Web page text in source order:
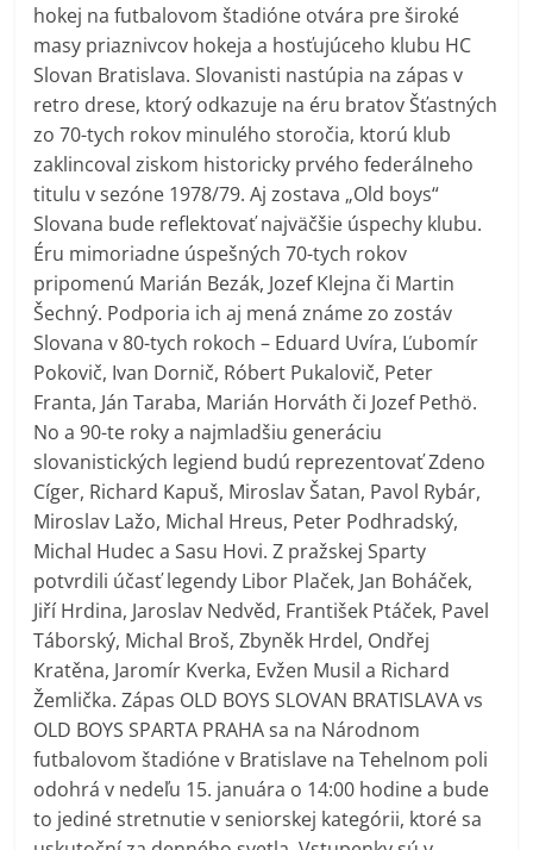
hokej na futbalovom štadióne otvára pre široké
masy priaznivcov hokeja a hosťujúceho klubu HC
Slovan Bratislava. Slovanisti nastúpia na zápas v
retro drese, ktorý odkazuje na éru bratov Šťastných
zo 70-tych rokov minulého storočia, ktorú klub
zaklincoval ziskom historicky prvého federálneho
titulu v sezóne 1978/79. Aj zostava „Old boys“
Slovana bude reflektovať najväčšie úspechy klubu.
Éru mimoriadne úspešných 70-tych rokov
pripomenú Marián Bezák, Jozef Klejna či Martin
Šechný. Podporia ich aj mená známe zo zostáv
Slovana v 80-tych rokoch – Eduard Uvíra, Ľubomír
Pokovič, Ivan Dornič, Róbert Pukalovič, Peter
Franta, Ján Taraba, Marián Horváth či Jozef Pethö.
No a 90-te roky a najmladšiu generáciu
slovanistických legiend budú reprezentovať Zdeno
Cíger, Richard Kapuš, Miroslav Šatan, Pavol Rybár,
Miroslav Lažo, Michal Hreus, Peter Podhradský,
Michal Hudec a Sasu Hovi. Z pražskej Sparty
potvrdili účasť legendy Libor Plaček, Jan Boháček,
Jiří Hrdina, Jaroslav Nedvěd, František Ptáček, Pavel
Táborský, Michal Broš, Zbyněk Hrdel, Ondřej
Kratěna, Jaromír Kverka, Evžen Musil a Richard
Žemlička. Zápas OLD BOYS SLOVAN BRATISLAVA vs
OLD BOYS SPARTA PRAHA sa na Národnom
futbalovom štadióne v Bratislave na Tehelnom poli
odohrá v nedeľu 15. januára o 14:00 hodine a bude
to jediné stretnutie v seniorskej kategórii, ktoré sa